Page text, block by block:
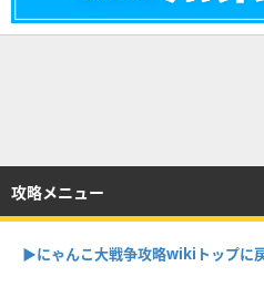
攻略メニュー
▶︎にゃんこ大戦争攻略wikiトップに